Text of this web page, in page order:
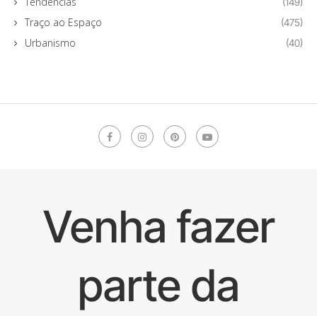
Traço ao Espaço (475)
Urbanismo (40)
Venha fazer
parte da